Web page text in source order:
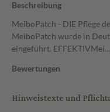
Beschreibung
MeiboPatch - DIE Pflege
MeiboPatch wurde in
eingeführt. EFFEKTIVMei…
Bewertungen
Hinweistexte und